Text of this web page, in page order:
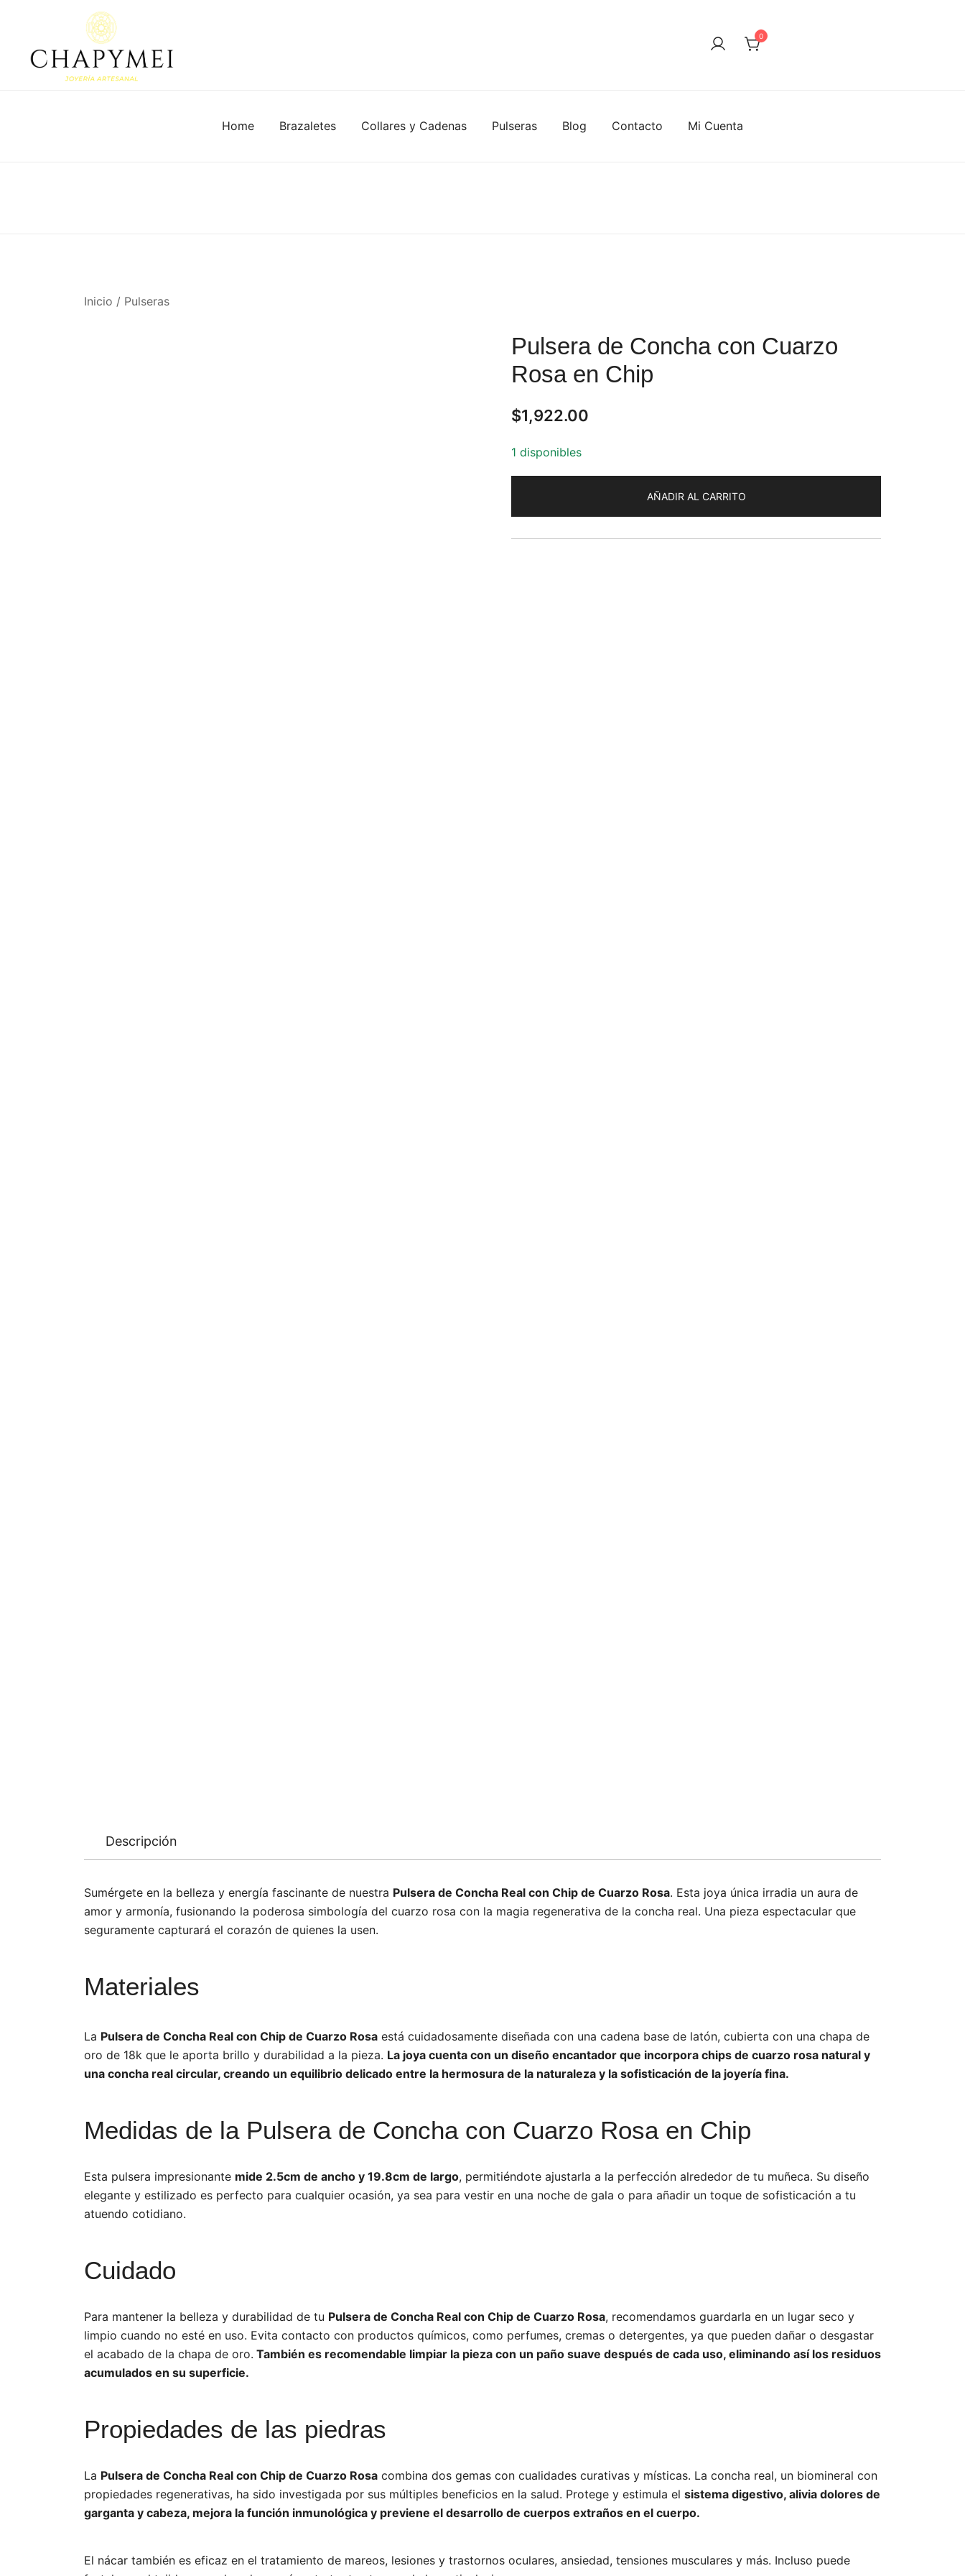
content
0
Home Brazaletes Collares y Cadenas Pulseras Blog Contacto Mi Cuenta
Inicio / Pulseras
Pulsera de Concha con Cuarzo
Rosa en Chip
$1,922.00
1 disponibles
AÑADIR AL CARRITO
Descripción
Sumérgete en la belleza y energía fascinante de nuestra Pulsera de Concha Real con Chip de Cuarzo Rosa. Esta joya única irradia un aura de
amor y armonía, fusionando la poderosa simbología del cuarzo rosa con la magia regenerativa de la concha real. Una pieza espectacular que
seguramente capturará el corazón de quienes la usen.
Materiales
La Pulsera de Concha Real con Chip de Cuarzo Rosa está cuidadosamente diseñada con una cadena base de latón, cubierta con una chapa de
oro de 18k que le aporta brillo y durabilidad a la pieza. La joya cuenta con un diseño encantador que incorpora chips de cuarzo rosa natural y
una concha real circular, creando un equilibrio delicado entre la hermosura de la naturaleza y la sofisticación de la joyería fina.
Medidas de la Pulsera de Concha con Cuarzo Rosa en Chip
Esta pulsera impresionante mide 2.5cm de ancho y 19.8cm de largo, permitiéndote ajustarla a la perfección alrededor de tu muñeca. Su diseño
elegante y estilizado es perfecto para cualquier ocasión, ya sea para vestir en una noche de gala o para añadir un toque de sofisticación a tu
atuendo cotidiano.
Cuidado
Para mantener la belleza y durabilidad de tu Pulsera de Concha Real con Chip de Cuarzo Rosa, recomendamos guardarla en un lugar seco y
limpio cuando no esté en uso. Evita contacto con productos químicos, como perfumes, cremas o detergentes, ya que pueden dañar o desgastar
el acabado de la chapa de oro. También es recomendable limpiar la pieza con un paño suave después de cada uso, eliminando así los residuos
acumulados en su superficie.
Propiedades de las piedras
La Pulsera de Concha Real con Chip de Cuarzo Rosa combina dos gemas con cualidades curativas y místicas. La concha real, un biomineral con
propiedades regenerativas, ha sido investigada por sus múltiples beneficios en la salud. Protege y estimula el sistema digestivo, alivia dolores de
garganta y cabeza, mejora la función inmunológica y previene el desarrollo de cuerpos extraños en el cuerpo.
El nácar también es eficaz en el tratamiento de mareos, lesiones y trastornos oculares, ansiedad, tensiones musculares y más. Incluso puede